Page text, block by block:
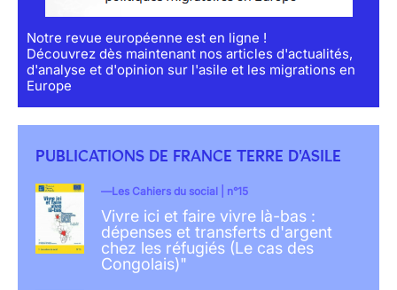
Notre revue européenne est en ligne !
Découvrez dès maintenant nos articles d'actualités,
d'analyse et d'opinion sur l'asile et les migrations en
Europe
PUBLICATIONS DE FRANCE TERRE D'ASILE
Les Cahiers du social | n°15
Vivre ici et faire vivre là-bas :
dépenses et transferts d'argent
chez les réfugiés (Le cas des
Congolais)"